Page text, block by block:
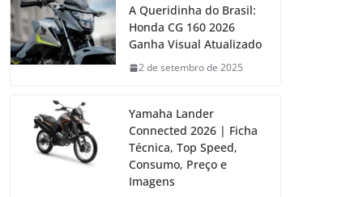
A Queridinha do Brasil:
Honda CG 160 2026
Ganha Visual Atualizado
2 de setembro de 2025
Yamaha Lander
Connected 2026 | Ficha
Técnica, Top Speed,
Consumo, Preço e
Imagens